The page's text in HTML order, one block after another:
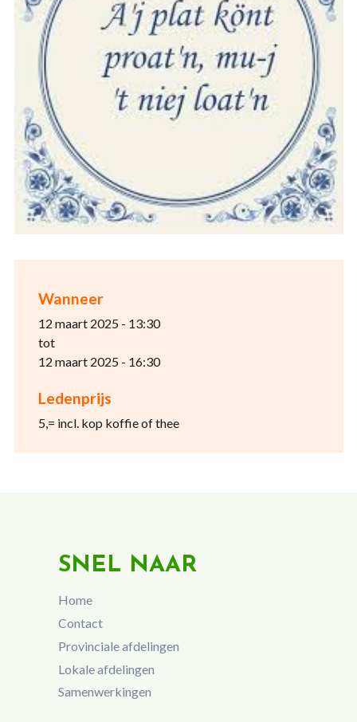
Wanneer
12 maart 2025 - 13:30
tot
12 maart 2025 - 16:30
Ledenprijs
5,= incl. kop koffie of thee
SNEL NAAR
Home
Contact
Provinciale afdelingen
Lokale afdelingen
Samenwerkingen